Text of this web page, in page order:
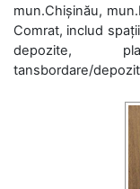
mun.Chișinău,
Comrat, includ
depozite,
tansbordare/